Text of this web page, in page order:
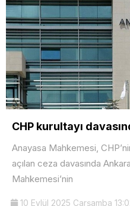
CHP kurultayı
Anayasa Mahkemesi,
açılan ceza davasında
Mahkemesi’nin
10 Eylül 2025 Çarşamba